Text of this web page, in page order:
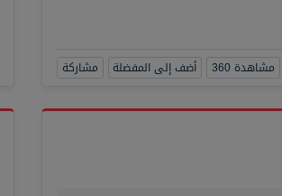
مشاهدة 360 أضف إلى المفضلة مشاركة